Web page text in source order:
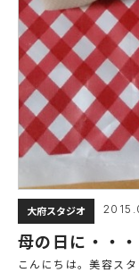
大府スタジオ
母の日に・・・
こんにちは。美容ス